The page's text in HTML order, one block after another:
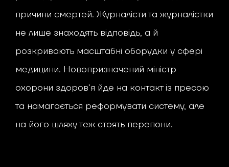
причини смертей. Журналісти та журналістки
не лише знаходять відповідь, а й
розкривають масштабні оборудки у сфері
медицини. Новопризначений міністр
охорони здоров’я йде на контакт із пресою
та намагається реформувати систему, але
на його шляху теж стоять перепони.